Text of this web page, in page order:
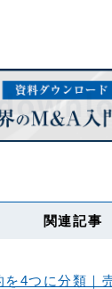
関連記事
を4つに分類｜